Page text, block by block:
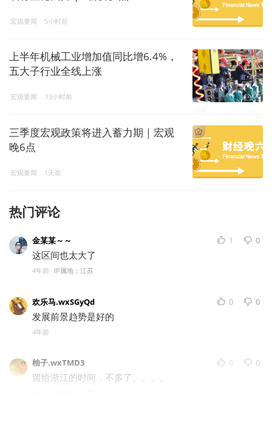
宏观要闻 5小时前
上半年机械工业增加值同比增6.4%，
五大子行业全线上涨
宏观要闻 13小时前
三季度宏观政策将进入蓄力期｜宏观
晚6点
宏观要闻 1天前
热门评论
金某某～～ 1 0
这区间也太大了
4年前 IP属地：江苏
欢乐马.wxSGyQd 0 0
发展前景趋势是好的
4年前
柚子.wxTMD3 0 0
留给浙江的时间，不多了。。。。